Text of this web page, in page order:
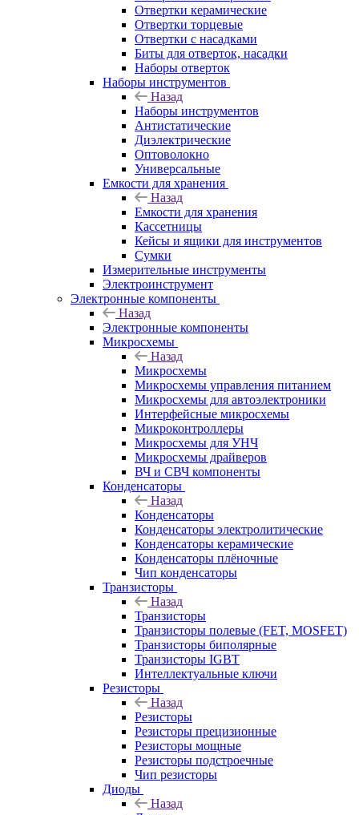
Отвертки керамические
Отвертки торцевые
Отвертки с насадками
Биты для отверток, насадки
Наборы отверток
Наборы инструментов
Назад
Наборы инструментов
Антистатические
Диэлектрические
Оптоволокно
Универсальные
Емкости для хранения
Назад
Емкости для хранения
Кассетницы
Кейсы и ящики для инструментов
Сумки
Измерительные инструменты
Электроинструмент
Электронные компоненты
Назад
Электронные компоненты
Микросхемы
Назад
Микросхемы
Микросхемы управления питанием
Микросхемы для автоэлектроники
Интерфейсные микросхемы
Микроконтроллеры
Микросхемы для УНЧ
Микросхемы драйверов
ВЧ и СВЧ компоненты
Конденсаторы
Назад
Конденсаторы
Конденсаторы электролитические
Конденсаторы керамические
Конденсаторы плёночные
Чип конденсаторы
Транзисторы
Назад
Транзисторы
Транзисторы полевые (FET, MOSFET)
Транзисторы биполярные
Транзисторы IGBT
Интеллектуальные ключи
Резисторы
Назад
Резисторы
Резисторы прецизионные
Резисторы мощные
Резисторы подстроечные
Чип резисторы
Диоды
Назад